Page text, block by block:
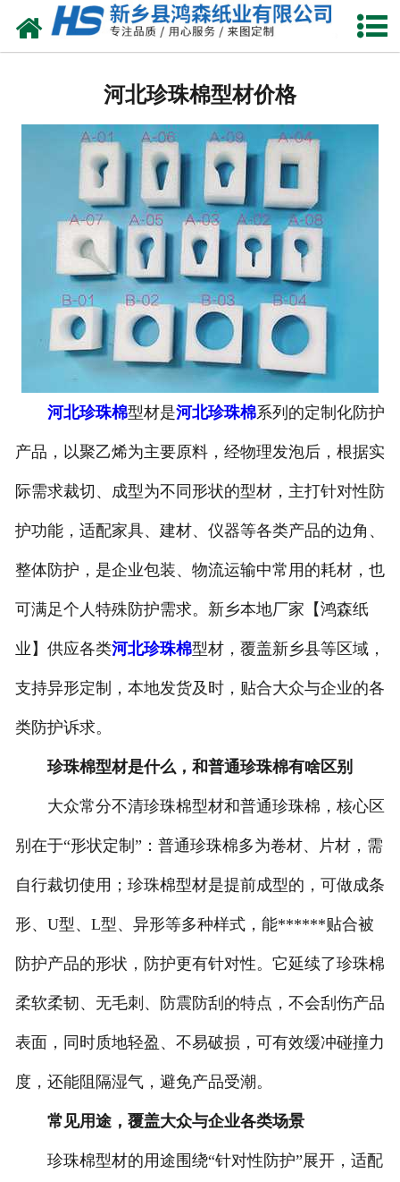
网站首页
- 河北气泡膜
- 河北缠绕膜
河北气柱卷
- 河北珍珠棉袋
河北气柱袋
河北珍珠棉型材
- 河北pe袋
- 河北PP中空板
- 河北胶带
- 河北纸箱
- 河北水果网套
- 河北珍珠棉复铝膜
- 河北珍珠棉卷材
河北珍珠棉片材
河北人造草坪减震垫
河北珍珠棉型材价格
河北珍珠棉型材是河北珍珠棉系列的定制化防护
产品，以聚乙烯为主要原料，经物理发泡后，根据实
际需求裁切、成型为不同形状的型材，主打针对性防
护功能，适配家具、建材、仪器等各类产品的边角、
整体防护，是企业包装、物流运输中常用的耗材，也
可满足个人特殊防护需求。新乡本地厂家【鸿森纸
业】供应各类河北珍珠棉型材，覆盖新乡县等区域，
支持异形定制，本地发货及时，贴合大众与企业的各
类防护诉求。
珍珠棉型材是什么，和普通珍珠棉有啥区别
大众常分不清珍珠棉型材和普通珍珠棉，核心区
别在于“形状定制”：普通珍珠棉多为卷材、片材，需
自行裁切使用；珍珠棉型材是提前成型的，可做成条
形、U型、L型、异形等多种样式，能******贴合被
防护产品的形状，防护更有针对性。它延续了珍珠棉
柔软柔韧、无毛刺、防震防刮的特点，不会刮伤产品
表面，同时质地轻盈、不易破损，可有效缓冲碰撞力
度，还能阻隔湿气，避免产品受潮。
常见用途，覆盖大众与企业各类场景
珍珠棉型材的用途围绕“针对性防护”展开，适配